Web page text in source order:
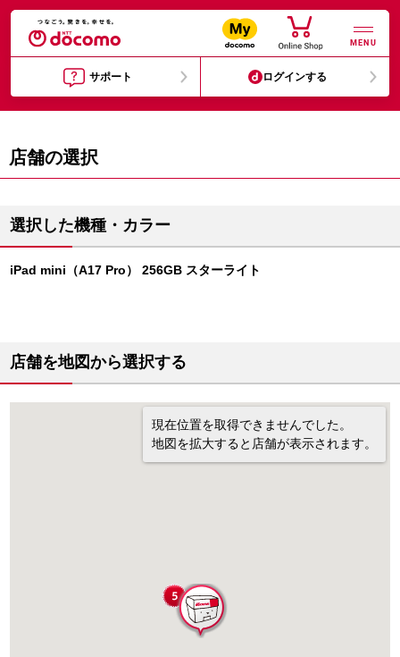
MENU
サポート ログインする
店舗の選択
選択した機種・カラー
iPad mini（A17 Pro） 256GB スターライト
店舗を地図から選択する
現在位置を取得できませんでした。
地図を拡大すると店舗が表示されます。